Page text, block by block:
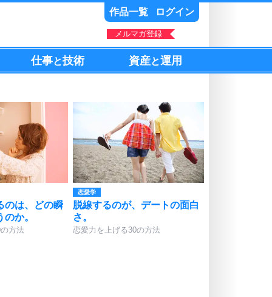
作品一覧 ログイン
メルマガ登録
仕事と技術 資産と運用
のは、どの瞬
か。
方法
恋愛学
脱線するのが、デートの面白
さ。
恋愛力を上げる30の方法